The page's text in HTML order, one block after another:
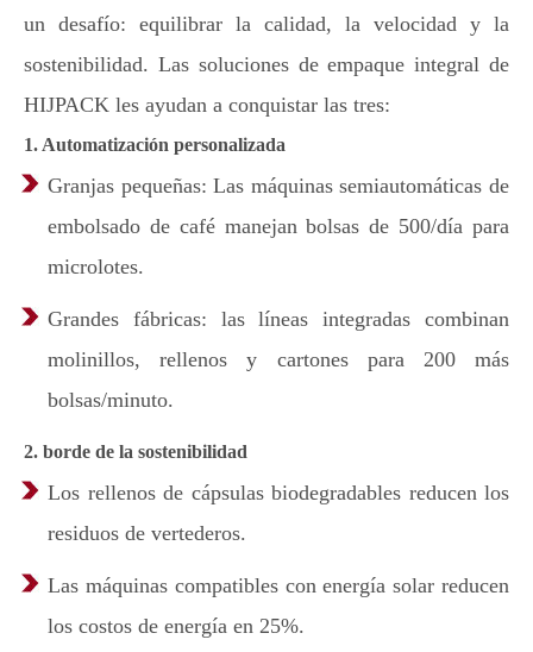
un desafío: equilibrar la calidad, la velocidad y la
sostenibilidad. Las soluciones de empaque integral de
HIJPACK les ayudan a conquistar las tres:
1. Automatización personalizada
Granjas pequeñas: Las máquinas semiautomáticas de
embolsado de café manejan bolsas de 500/día para
microlotes.
Grandes fábricas: las líneas integradas combinan
molinillos, rellenos y cartones para 200 más
bolsas/minuto.
2. borde de la sostenibilidad
Los rellenos de cápsulas biodegradables reducen los
residuos de vertederos.
Las máquinas compatibles con energía solar reducen
los costos de energía en 25%.